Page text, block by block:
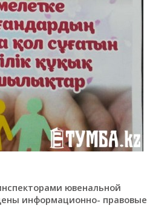
ювенальной
информационно- правовые